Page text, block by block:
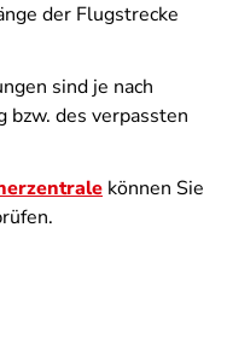
der Flugstrecke
sind je nach
bzw. des verpassten
können Sie